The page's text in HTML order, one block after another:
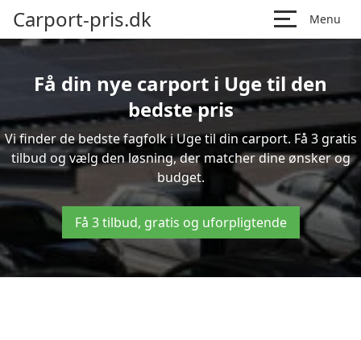
Carport-pris.dk Menu
Få din nye carport i Uge til den
bedste pris
Vi finder de bedste fagfolk i Uge til din carport. Få 3 gratis
tilbud og vælg den løsning, der matcher dine ønsker og
budget.
Få 3 tilbud, gratis og uforpligtende